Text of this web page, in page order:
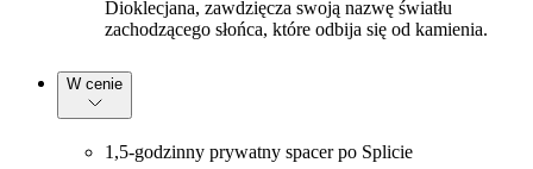
Dioklecjana, zawdzięcza swoją nazwę światłu
zachodzącego słońca, które odbija się od kamienia.
W cenie
1,5-godzinny prywatny spacer po Splicie